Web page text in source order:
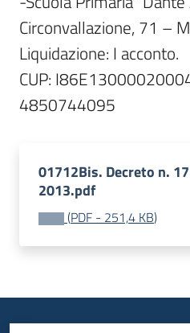
Circonvallazione, 71 –
Liquidazione: I acconto.
CUP:
01712Bis. Decreto n.
2013.pdf
(PDF - 251,4 KB)